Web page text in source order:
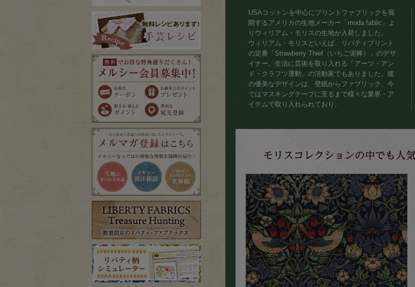
USAコットンを中心にプリントファブリックを展
開するアメリカの生地メーカー「moda fablic」よ
りウィリアム・モリスの生地が入荷しました。
ウィリアム・モリスといえば、リバティプリント
の定番「Strawberry Thief（いちご泥棒）」のデザ
イナー。生活に芸術を取り入れる「アーツ・アン
ド・クラフツ運動」の活動家でもありました。彼
の優美なデザインは、壁紙からファブリック、今
ではマスキングテープに至るまで様々な業界・ア
イテムで取り入れられており、